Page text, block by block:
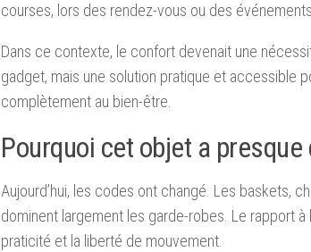
courses, lors des rendez-vous ou des
Dans ce contexte, le confort devenait une
gadget, mais une solution pratique et accessible
complètement au bien-être.
Pourquoi cet objet a
Aujourd’hui, les codes ont changé. Les baskets,
dominent largement les garde-robes. Le rapport à
praticité et la liberté de mouvement.